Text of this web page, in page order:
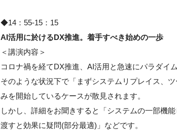
◆14：55-15：15
AI活用に於けるDX推進。着手すべき始めの一歩
＜講演内容＞
コロナ禍を経てDX推進、AI活用と急速にパラダイ
そのような状況下で「まずシステムリプレイス、
みを開始しているケースが散見されます。
しかし、詳細をお聞きすると「システムの一部機
渡すと効果に疑問(部分最適)」などです。